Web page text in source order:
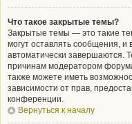
Что такое закрытые темы?
Закрытые темы — это такие
могут оставлять сообщения,
автоматически завершаются.
причинам модератором
также можете иметь
зависимости от прав,
конференции.
Вернуться к началу